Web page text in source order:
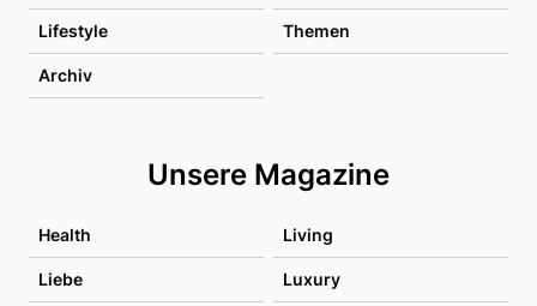
Lifestyle Themen
Archiv
Unsere Magazine
Health Living
Liebe Luxury